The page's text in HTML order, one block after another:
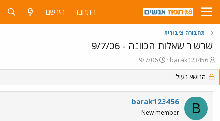
התחבר הירשם
תחבורה ציבורית
שרשור שאלות הכוונה - 9/7/06
פ
ו
ת
ח
נ
ו
barak123456
פ
ו
ס
ב
ת
9/7/06
הנושא נעול.
B
barak123456
New member